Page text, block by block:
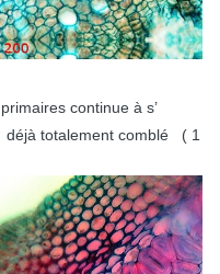
continue à s’
totalement comblé ( 1